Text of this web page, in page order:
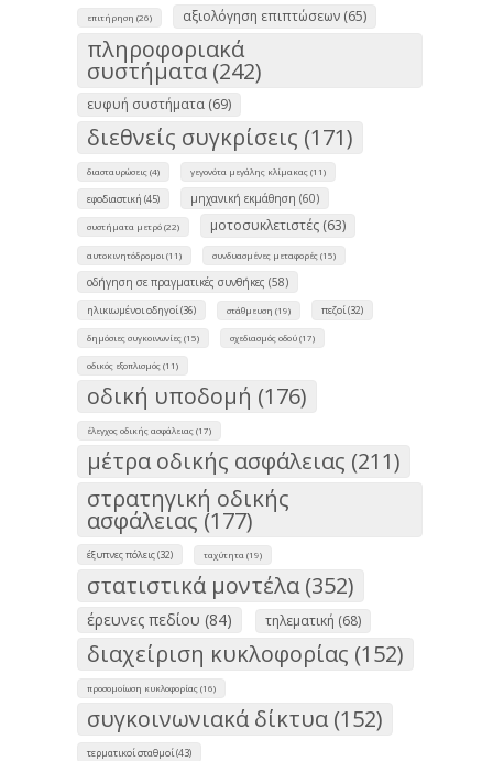
επιτήρηση (26) αξιολόγηση επιπτώσεων (65)
πληροφοριακά
συστήματα (242)
ευφυή συστήματα (69)
διεθνείς συγκρίσεις (171)
διασταυρώσεις (4) γεγονότα μεγάλης κλίμακας (11)
εφοδιαστική (45) μηχανική εκμάθηση (60)
συστήματα μετρό (22) μοτοσυκλετιστές (63)
αυτοκινητόδρομοι (11) συνδυασμένες μεταφορές (15)
οδήγηση σε πραγματικές συνθήκες (58)
ηλικιωμένοι οδηγοί (36) στάθμευση (19) πεζοί (32)
δημόσιες συγκοινωνίες (15) σχεδιασμός οδού (17)
οδικός εξοπλισμός (11)
οδική υποδομή (176)
έλεγχος οδικής ασφάλειας (17)
μέτρα οδικής ασφάλειας (211)
στρατηγική οδικής
ασφάλειας (177)
έξυπνες πόλεις (32) ταχύτητα (19)
στατιστικά μοντέλα (352)
έρευνες πεδίου (84) τηλεματική (68)
διαχείριση κυκλοφορίας (152)
προσομοίωση κυκλοφορίας (16)
συγκοινωνιακά δίκτυα (152)
τερματικοί σταθμοί (43)